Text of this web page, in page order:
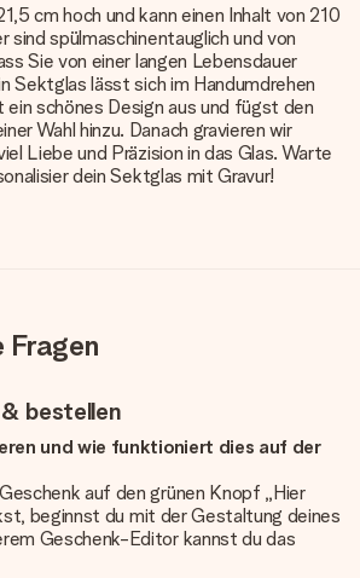
cm hoch und kann einen Inhalt von 210
sind spülmaschinentauglich und von
Sie von einer langen Lebensdauer
Sektglas lässt sich im Handumdrehen
schönes Design aus und fügst den
Wahl hinzu. Danach gravieren wir
Liebe und Präzision in das Glas. Warte
dein Sektglas mit Gravur!
bestellen
und wie funktioniert dies auf der
auf den grünen Knopf „Hier
beginnst du mit der Gestaltung deines
Geschenk-Editor kannst du das